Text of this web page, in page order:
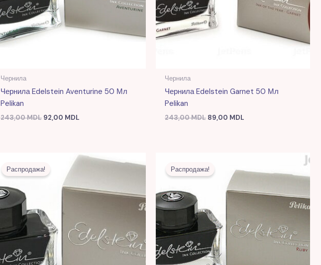
Чернила
Чернила Edelstein Aventurine 50 Мл
Pelikan
243,00MDL 92,00 MDL
Чернила
Чернила Edelstein Garnet 50 Мл
Pelikan
243,00MDL 89,00 MDL
Распродажа!
Первоначальная
цена
составляла
265,00 MDL.
Текущая
Распродажа!
цена
составляла
243,00 MDL.
91,00 MDL.